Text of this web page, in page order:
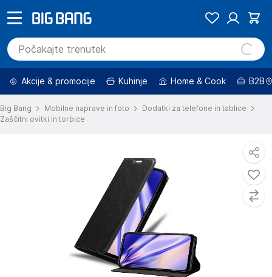
Akcije & promocije Kuhinje Home & Cook B2B
Big Bang Mobilne naprave in foto
Dodatki za telefone in tablice
Zaščitni ovitki in torbice